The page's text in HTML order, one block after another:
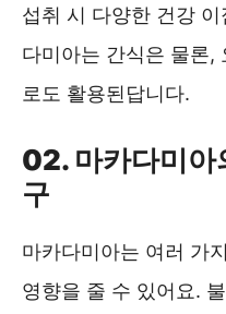
섭취 시 다양한 건강
다미아는 간식은 물론,
로도 활용된답니다.
02. 마카다미아
구
마카다미아는 여러 가
영향을 줄 수 있어요.